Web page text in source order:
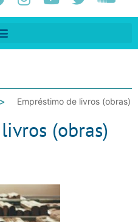
Empréstimo de livros (obras)
(obras)